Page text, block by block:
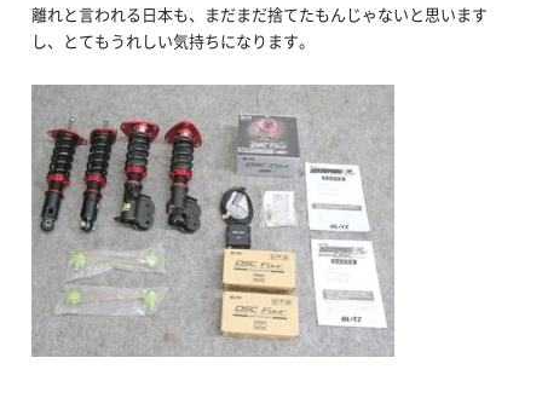
離れと言われる日本も、まだまだ捨てたもんじゃないと思います
し、とてもうれしい気持ちになります。